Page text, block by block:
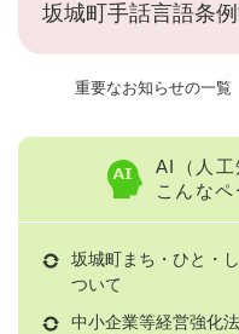
坂城町手話言語条
重要なお知らせの一覧
AI（人工
こんな
坂城町まち・ひと・
ついて
中小企業等経営強化